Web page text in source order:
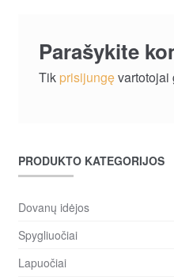
Parašykite
Tik prisijungęvartotojai
PRODUKTO KATEGORIJOS
Dovanų idėjos
Spygliuočiai
Lapuočiai